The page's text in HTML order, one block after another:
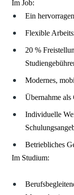
Im Job:
Ein
Flexible
20 %
Modernes,
Übernahme als
Individuelle
Betriebliches
Im Studium: